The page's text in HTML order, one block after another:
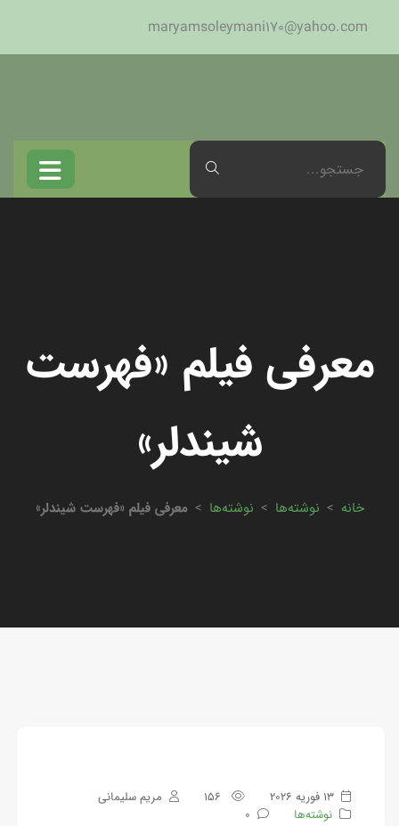
maryamsoleymani170@yahoo.com
معرفی فیلم «فهرست
شیندلر»
خانه > نوشته‌ها > نوشته‌ها > معرفی فیلم «فهرست شیندلر»
13 فوریه 2026
مریم سلیمانی
نوشته‌ها
0